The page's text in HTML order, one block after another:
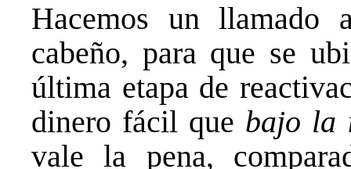
Hacemos un llamado
cabeño, para que se
última etapa de
dinero fácil que bajo la
vale la pena,